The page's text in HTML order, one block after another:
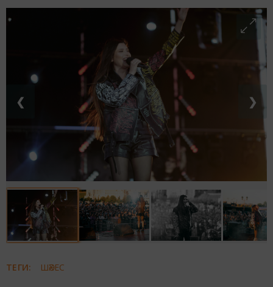
❮ ❯
ТЕГИ: ШӘХЕС